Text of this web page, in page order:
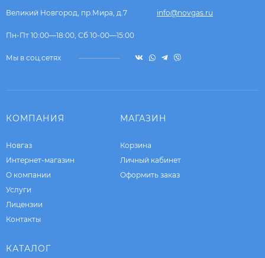
Великий Новгород, пр.Мира, д.7 info@novgas.ru
Пн-Пт 10:00—18:00, Сб 10-00—15:00
Мы в соц.сетях
КОМПАНИЯ
Новгаз
Интернет-магазин
О компании
Услуги
Лицензии
Контакты
МАГАЗИН
Корзина
Личный кабинет
Оформить заказ
КАТАЛОГ